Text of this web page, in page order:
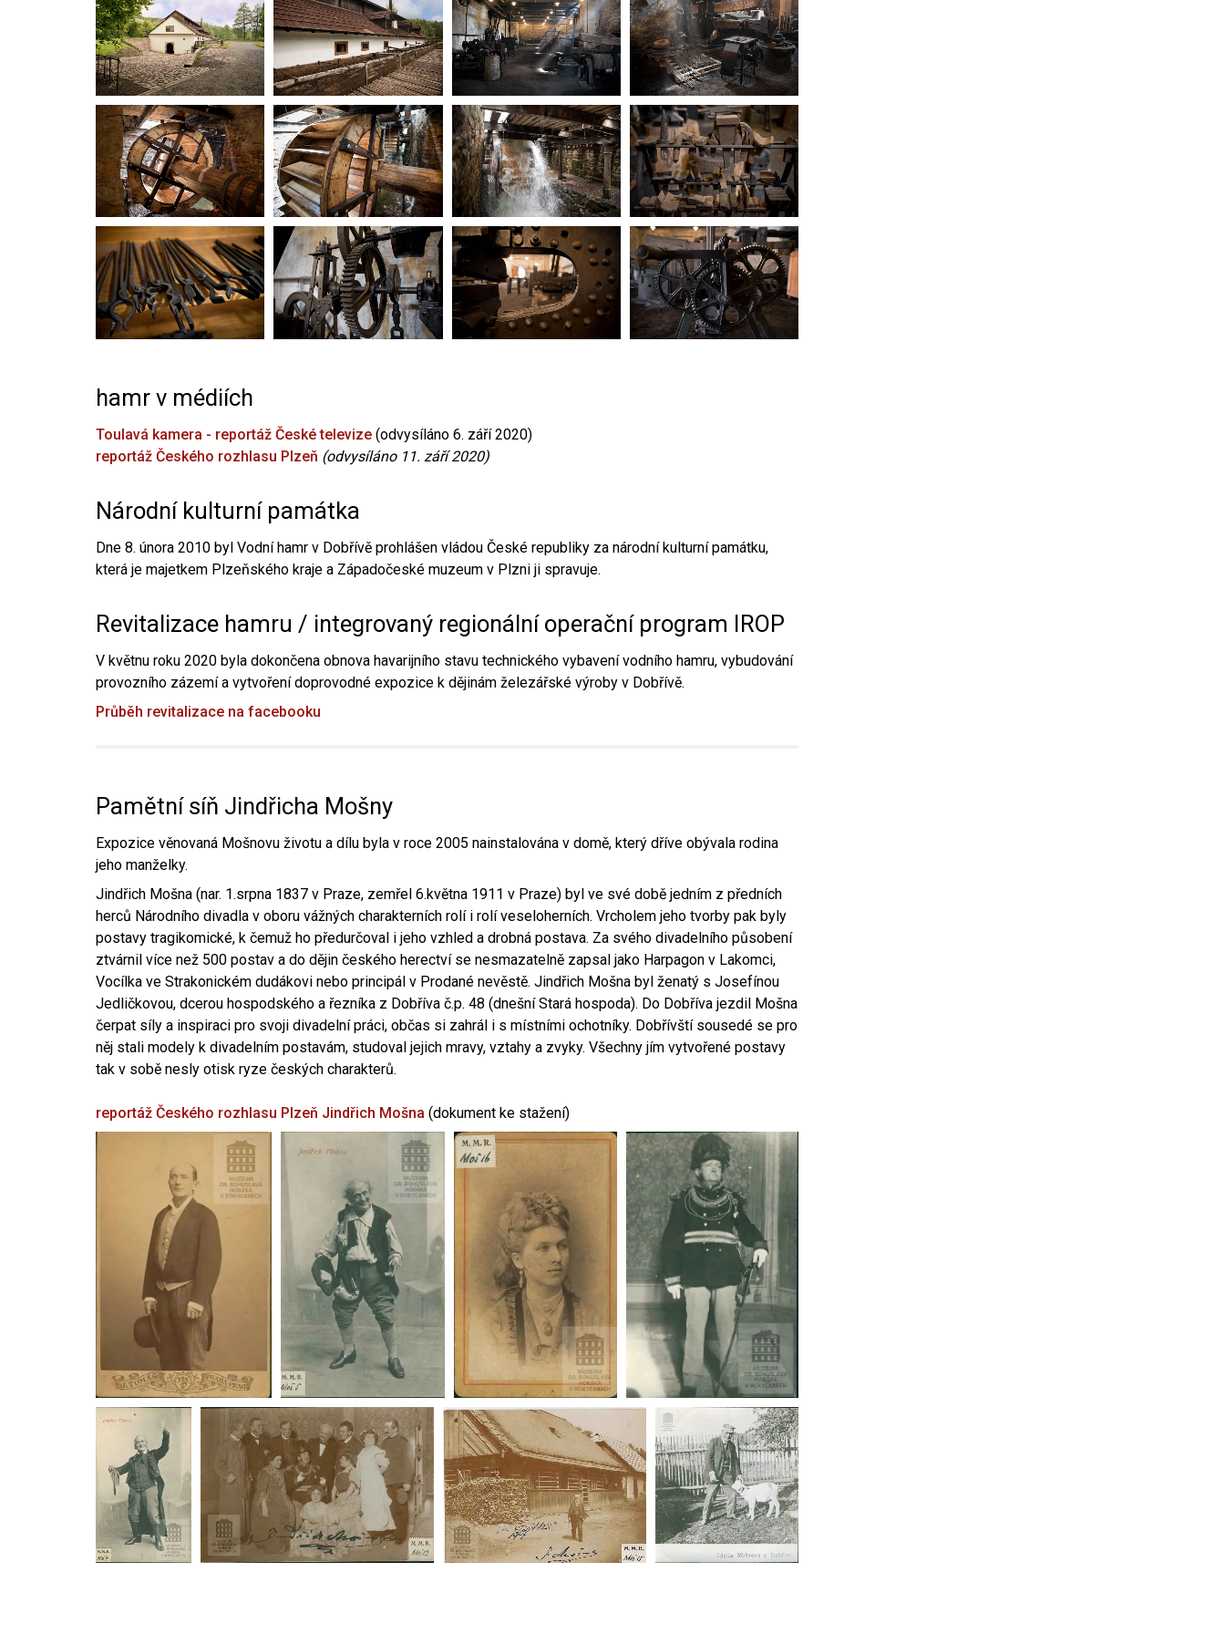
hamr v médiích
Toulavá kamera - reportáž České televize (odvysíláno 6. září 2020)
reportáž Českého rozhlasu Plzeň (odvysíláno 11. září 2020)
Národní kulturní památka
Dne 8. února 2010 byl Vodní hamr v Dobřívě prohlášen vládou České republiky za národní kulturní památku,
která je majetkem Plzeňského kraje a Západočeské muzeum v Plzni ji spravuje.
Revitalizace hamru / integrovaný regionální operační program IROP
V květnu roku 2020 byla dokončena obnova havarijního stavu technického vybavení vodního hamru, vybudování
provozního zázemí a vytvoření doprovodné expozice k dějinám železářské výroby v Dobřívě.
Průběh revitalizace na facebooku
Pamětní síň Jindřicha Mošny
Expozice věnovaná Mošnovu životu a dílu byla v roce 2005 nainstalována v domě, který dříve obývala rodina
jeho manželky.
Jindřich Mošna (nar. 1.srpna 1837 v Praze, zemřel 6.května 1911 v Praze) byl ve své době jedním z předních
herců Národního divadla v oboru vážných charakterních rolí i rolí veseloherních. Vrcholem jeho tvorby pak byly
postavy tragikomické, k čemuž ho předurčoval i jeho vzhled a drobná postava. Za svého divadelního působení
ztvárnil více než 500 postav a do dějin českého herectví se nesmazatelně zapsal jako Harpagon v Lakomci,
Vocílka ve Strakonickém dudákovi nebo principál v Prodané nevěstě. Jindřich Mošna byl ženatý s Josefínou
Jedličkovou, dcerou hospodského a řezníka z Dobříva č.p. 48 (dnešní Stará hospoda). Do Dobříva jezdil Mošna
čerpat síly a inspiraci pro svoji divadelní práci, občas si zahrál i s místními ochotníky. Dobřívští sousedé se pro
něj stali modely k divadelním postavám, studoval jejich mravy, vztahy a zvyky. Všechny jím vytvořené postavy
tak v sobě nesly otisk ryze českých charakterů.
reportáž Českého rozhlasu Plzeň Jindřich Mošna (dokument ke stažení)